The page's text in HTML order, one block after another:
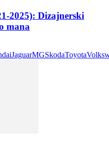
2025): Dizajnerski
mana
JaguarMGSkodaToyota